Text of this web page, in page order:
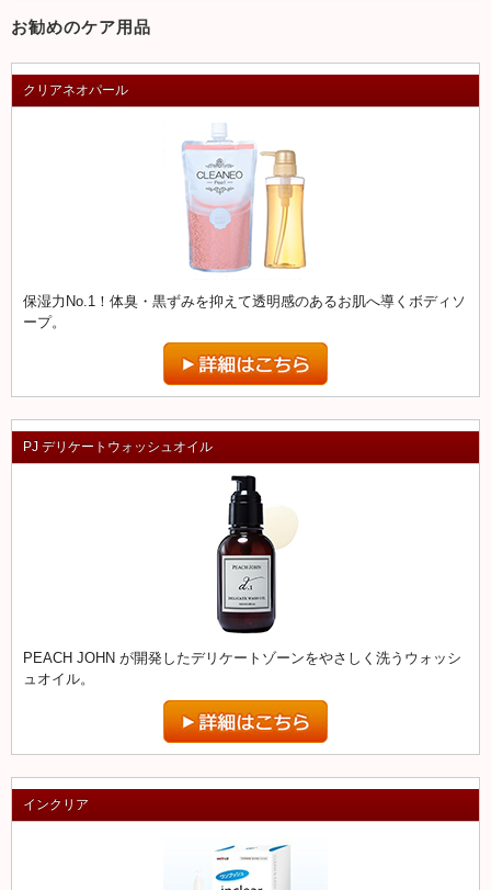
お勧めのケア用品
クリアネオパール
保湿力No.1！体臭・黒ずみを抑えて透明感のあるお肌へ導くボディソ
ープ。
PJ デリケートウォッシュオイル
PEACH JOHN が開発したデリケートゾーンをやさしく洗うウォッシ
ュオイル。
インクリア